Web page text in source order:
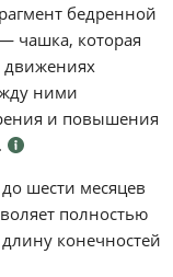
бедренной
чашка, которая
движениях
ними
и повышения
шести месяцев
полностью
конечностей